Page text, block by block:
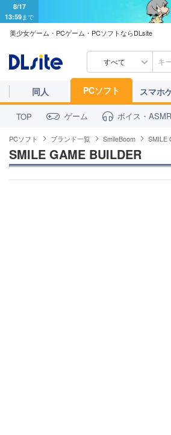
8/17
13:59まで
美少女ゲーム・PCゲーム・PCソフトならDLsite
すべて
同人 PCソフト スマホ
TOP ゲーム ボイス・ASMR
PCソフト ブランド一覧 SmileBoom SMILE
SMILE GAME BUILDER